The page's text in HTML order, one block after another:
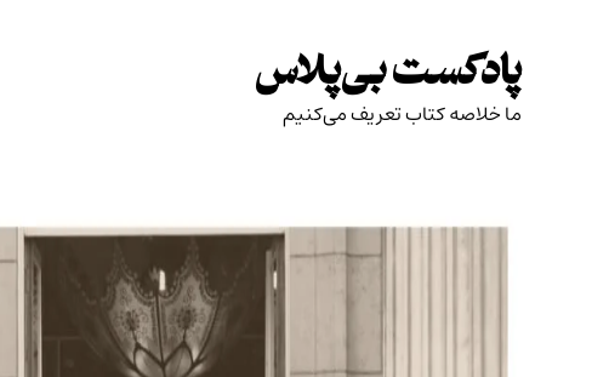
to
content
پادکست بی‌پلاس
ما خلاصه کتاب تعریف می‌کنیم